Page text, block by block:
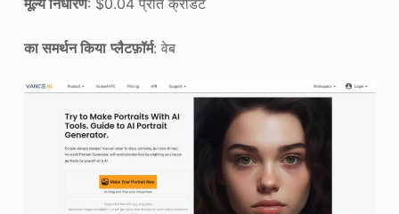
का समर्थन किया प्लैटफ़ॉर्म: वेब